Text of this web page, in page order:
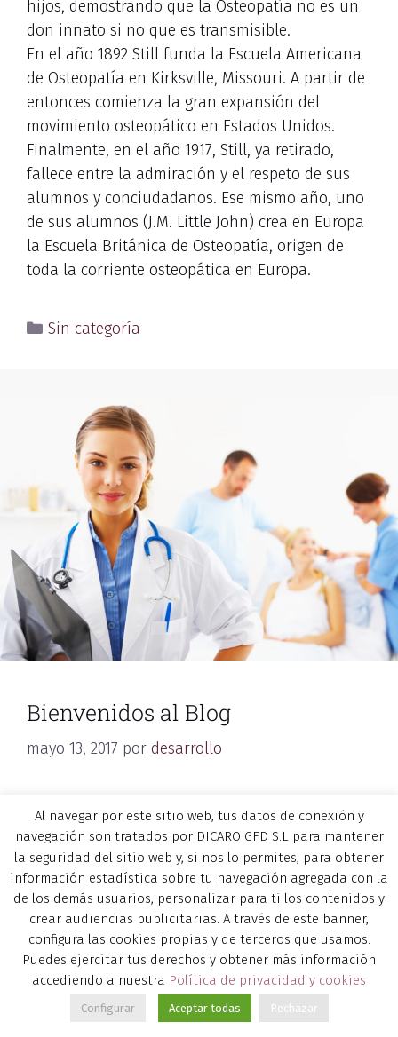
hijos, demostrando que la Osteopatía no es un
don innato si no que es transmisible.
En el año 1892 Still funda la Escuela Americana
de Osteopatía en Kirksville, Missouri. A partir de
entonces comienza la gran expansión del
movimiento osteopático en Estados Unidos.
Finalmente, en el año 1917, Still, ya retirado,
fallece entre la admiración y el respeto de sus
alumnos y conciudadanos. Ese mismo año, uno
de sus alumnos (J.M. Little John) crea en Europa
la Escuela Británica de Osteopatía, origen de
toda la corriente osteopática en Europa.
Sin categoría
Bienvenidos al Blog
mayo 13, 2017 por desarrollo
Bienvenidos a todos al blog de la Escuela
Diaphragma Formación. Un espacio dedicado a
las diferentes técnicas manuales y, en un
sentido más amplio, a todo lo relacionado con
el cuerpo humano y la salud.
El objetivo del blog no está únicamente dirigido
a profesionales de las técnicas manuales, si no
a todas aquellas personas que deseen saber un
poco más acerca de su salud y de las personas
Al navegar por este sitio web, tus datos de conexión y
navegación son tratados por DICARO GFD S.L para mantener
la seguridad del sitio web y, si nos lo permites, para obtener
información estadística sobre tu navegación agregada con la
de los demás usuarios, personalizar para ti los contenidos y
crear audiencias publicitarias. A través de este banner,
configura las cookies propias y de terceros que usamos.
Puedes ejercitar tus derechos y obtener más información
accediendo a nuestra Política de privacidad y cookies
Configurar Aceptar todas Rechazar